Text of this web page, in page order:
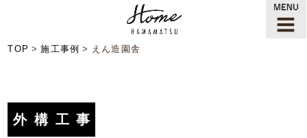
TOP 施工事例 えん造園舎
外構工事